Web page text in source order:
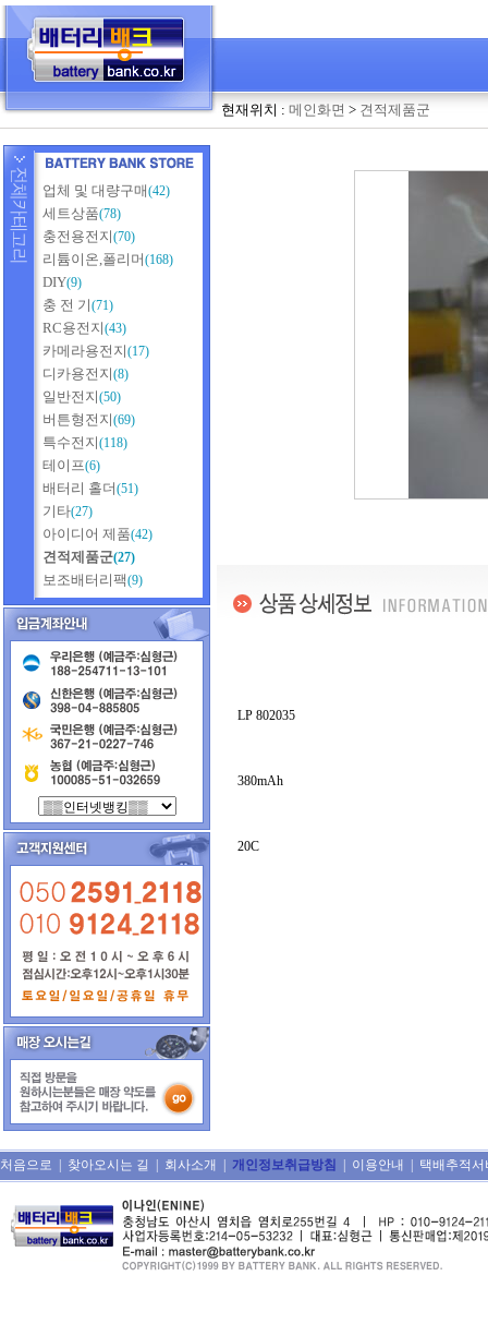
현재위치 : 메인화면 > 견적제품군
업체 및 대량구매(42)
세트상품(78)
충전용전지(70)
리튬이온,폴리머(168)
DIY(9)
충 전 기(71)
RC용전지(43)
카메라용전지(17)
디카용전지(8)
일반전지(50)
버튼형전지(69)
특수전지(118)
테이프(6)
배터리 홀더(51)
기타(27)
아이디어 제품(42)
견적제품군(27)
보조배터리팩(9)
LP 802035
380mAh
20C
처음으로 찾아오시는 길 회사소개 개인정보취급방침 이용안내 택배추적서